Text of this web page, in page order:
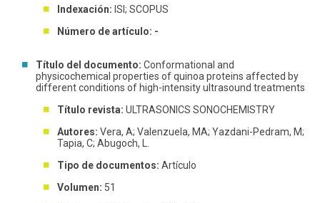
Indexación: ISI; SCOPUS
Número de artículo: -
Título del documento: Conformational and
physicochemical properties of quinoa proteins affected by
different conditions of high-intensity ultrasound treatments
Título revista: ULTRASONICS SONOCHEMISTRY
Autores: Vera, A; Valenzuela, MA; Yazdani-Pedram, M;
Tapia, C; Abugoch, L.
Tipo de documentos: Artículo
Volumen: 51